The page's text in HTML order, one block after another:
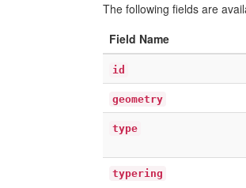
The following fields are
Field Name
id
geometry
type
typering